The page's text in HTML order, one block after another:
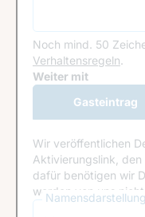
Noch mind. 50
Verhaltensregeln.
Google Recaptcha
Weiter mit
Gasteintrag
Wir veröffentlichen
Aktivierungslink,
dafür benötigen wir
werden von uns
Namensdarstellung